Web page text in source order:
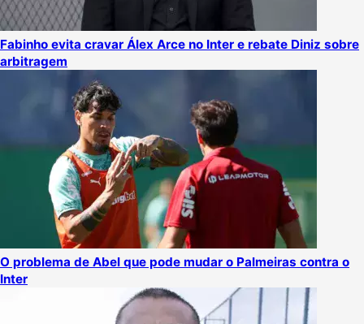
Fabinho evita cravar Álex Arce no Inter e rebate Diniz sobre
arbitragem
O problema de Abel que pode mudar o Palmeiras contra o
Inter